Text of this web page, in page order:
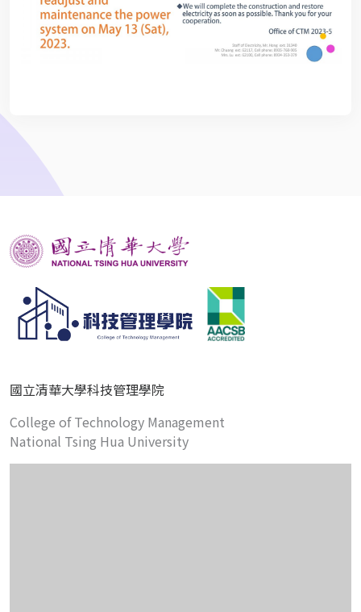
國立清華大學科技管理學院
College of Technology Management
National Tsing Hua University